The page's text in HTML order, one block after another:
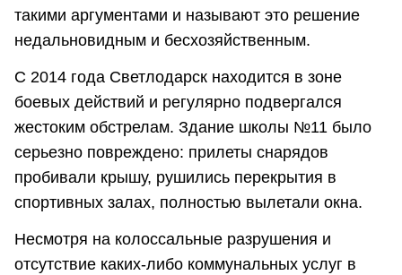
такими аргументами и называют это решение
недальновидным и бесхозяйственным.
С 2014 года Светлодарск находится в зоне
боевых действий и регулярно подвергался
жестоким обстрелам. Здание школы №11 было
серьезно повреждено: прилеты снарядов
пробивали крышу, рушились перекрытия в
спортивных залах, полностью вылетали окна.
Несмотря на колоссальные разрушения и
отсутствие каких-либо коммунальных услуг в